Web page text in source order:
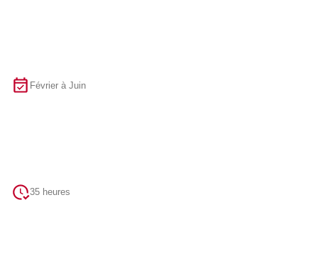
Février à Juin
35 heures